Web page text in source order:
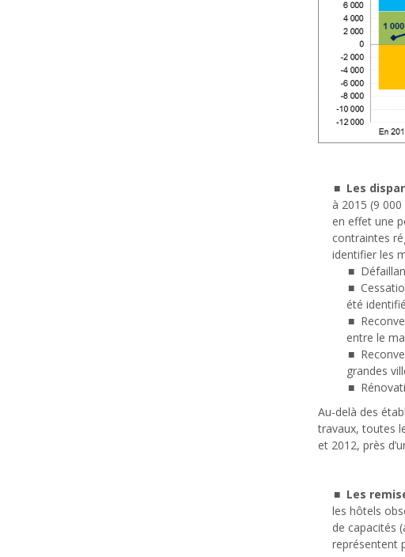
Les
à 2015 (9
en effet une
contraintes
identifier les
été
entre le
Au-delà des
travaux, toutes
et 2012, près
Les
les hôtels
de capacités
représentent